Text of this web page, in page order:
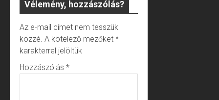
Vélemény, hozzászólás?
Az e-mail címet nem tesszük
közzé. A kötelező mezőket *
karakterrel jelöltük
Hozzászólás *